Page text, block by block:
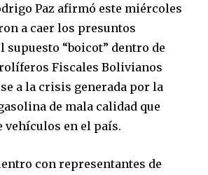
Paz afirmó este miércoles
a caer los presuntos
supuesto “boicot” dentro de
Fiscales Bolivianos
a la crisis generada por la
de mala calidad que
vehículos en el país.
con representantes de